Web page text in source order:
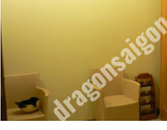
ンターネット -洗濯代 -掃除サービス（毎日） 家賃に含まれないもの -
VAThttps://dragonsaigon.com/